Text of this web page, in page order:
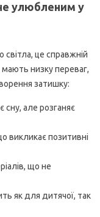
улюбленим у
це справжній
мають низку переваг,
затишку:
сну, але розганяє
викликає позитивні
що не
як для дитячої, так